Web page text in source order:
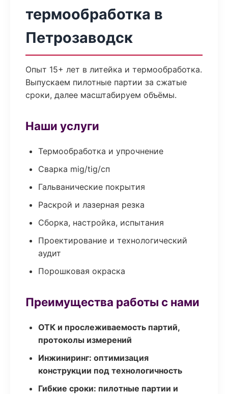
термообработка в
Петрозаводск
Опыт 15+ лет в литейка и термообработка.
Выпускаем пилотные партии за сжатые
сроки, далее масштабируем объёмы.
Наши услуги
Термообработка и упрочнение
Сварка mig/tig/сп
Гальванические покрытия
Раскрой и лазерная резка
Сборка, настройка, испытания
Проектирование и технологический
аудит
Порошковая окраска
Преимущества работы с нами
ОТК и прослеживаемость партий,
протоколы измерений
Инжиниринг: оптимизация
конструкции под технологичность
Гибкие сроки: пилотные партии и